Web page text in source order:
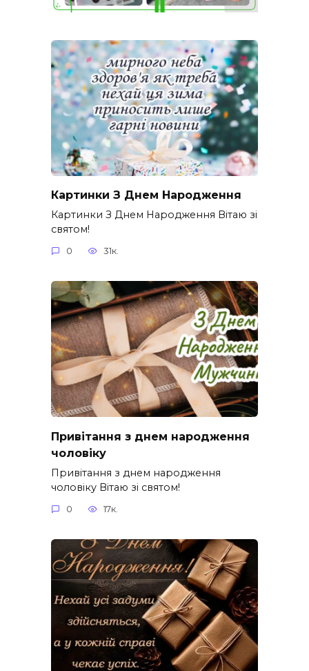
Картинки З Днем Народження
Картинки З Днем Народження Вітаю зі
святом!
0 31к.
Привітання з днем народження
чоловіку
Привітання з днем народження
чоловіку Вітаю зі святом!
0 17к.